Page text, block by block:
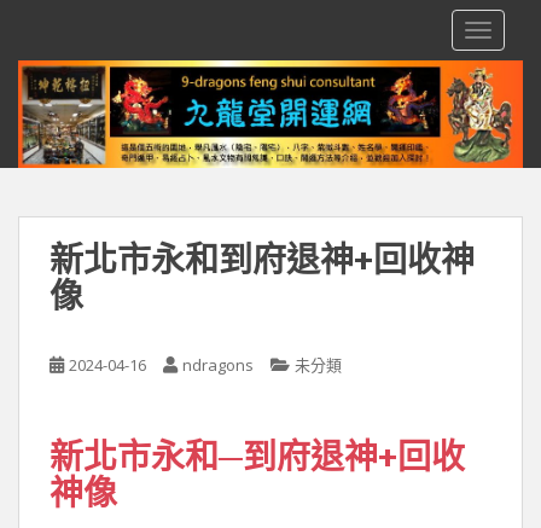
新北市永和到府退神+回收神
像
2024-04-16 ndragons 未分類
新北市永和─到府退神+回收
神像